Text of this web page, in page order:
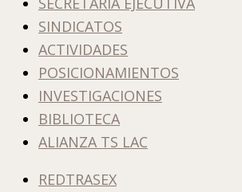
SINDICATOS
ACTIVIDADES
POSICIONAMIENTOS
INVESTIGACIONES
BIBLIOTECA
ALIANZA TS LAC
REDTRASEX